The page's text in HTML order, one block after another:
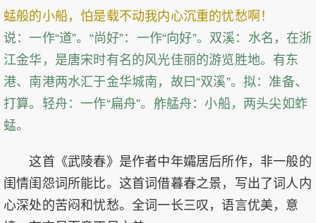
蜢般的小船，怕是载不动我内心沉重的忧愁啊！
说：一作“道”。“尚好”：一作“向好”。双溪：水名，在浙
江金华，是唐宋时有名的风光佳丽的游览胜地。有东
港、南港两水汇于金华城南，故曰“双溪”。拟：准备、
打算。轻舟：一作“扁舟”。舴艋舟：小船，两头尖如蚱
蜢。
这首《武陵春》是作者中年孀居后所作，非一般的
闺情闺怨词所能比。这首词借暮春之景，写出了词人内
心深处的苦闷和忧愁。全词一长三叹，语言优美，意